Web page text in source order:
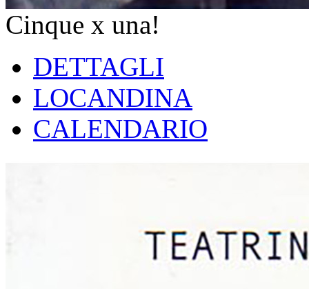
Cinque x una!
DETTAGLI
LOCANDINA
CALENDARIO